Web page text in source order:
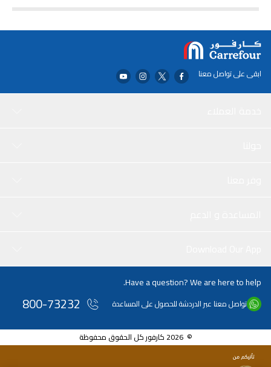
إلى تفريغها بشكل متكرر.
مختلف الأسطح والمناطق، مما يضمن تنظيفًا شاملًا في كل مرة.
ابقى على تواصل معنا
Have a question? We are here to help.
تواصل معنا عبر الدردشة للحصول على المساعدة 800-73232
© 2026 كارفور كل الحقوق محفوظة